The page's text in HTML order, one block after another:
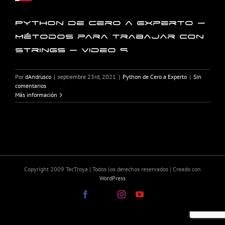
Python de Cero a Experto –
Métodos para trabajar con
strings – Video 9
Por dAndrusco | septiembre 23rd, 2021 | Python de Cero a Experto | Sin
comentarios
Más información
Copyright 2009 TecTroya | Todos los derechos reservados | Creado con
WordPress
Facebook InstagramYouTube